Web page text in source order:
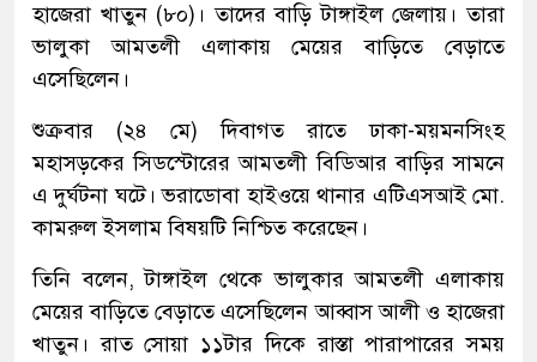
হাজেরা খাতুন (৮০)। তাদের বাড়ি টাঙ্গাইল জেলায়। তারা
ভালুকা আমতলী এলাকায় মেয়ের বাড়িতে বেড়াতে
এসেছিলেন।
শুক্রবার (২৪ মে) দিবাগত রাতে ঢাকা-ময়মনসিংহ
মহাসড়কের সিডস্টোরের আমতলী বিডিআর বাড়ির সামনে
এ দুর্ঘটনা ঘটে। ভরাডোবা হাইওয়ে থানার এটিএসআই মো.
কামরুল ইসলাম বিষয়টি নিশ্চিত করেছেন।
তিনি বলেন, টাঙ্গাইল থেকে ভালুকার আমতলী এলাকায়
মেয়ের বাড়িতে বেড়াতে এসেছিলেন আব্বাস আলী ও হাজেরা
খাতুন। রাত সোয়া ১১টার দিকে রাস্তা পারাপারের সময়